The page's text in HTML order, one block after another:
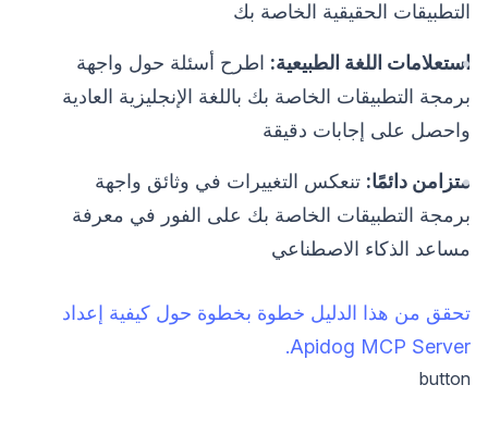
التطبيقات الحقيقية الخاصة بك
استعلامات اللغة الطبيعية: اطرح أسئلة حول واجهة
برمجة التطبيقات الخاصة بك باللغة الإنجليزية العادية
واحصل على إجابات دقيقة
متزامن دائمًا: تنعكس التغييرات في وثائق واجهة
برمجة التطبيقات الخاصة بك على الفور في معرفة
مساعد الذكاء الاصطناعي
تحقق من هذا الدليل خطوة بخطوة حول كيفية إعداد
Apidog MCP Server.
button